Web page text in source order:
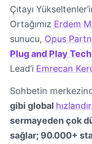
Çıtayı
Ortağımız Erdem
sunucu, Opus
Plug and Play
Lead’i Emrecan
Sohbetin
gibi global
sermayeden çok
sağlar; 90.000+